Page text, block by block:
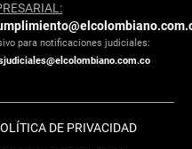
para notificaciones judiciales:
DE PRIVACIDAD